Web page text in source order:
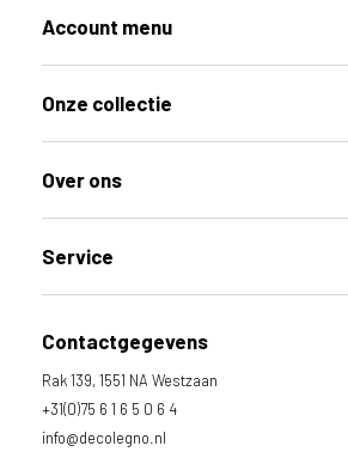
Account menu
Onze collectie
Over ons
Service
Contactgegevens
Rak 139, 1551 NA Westzaan
+31(0)75 6 1 6 5 0 6 4
info@decolegno.nl